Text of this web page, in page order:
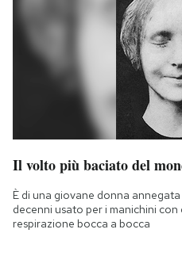
Il volto più baciato del
È di una giovane donna
decenni usato per i manichini con
respirazione bocca a bocca